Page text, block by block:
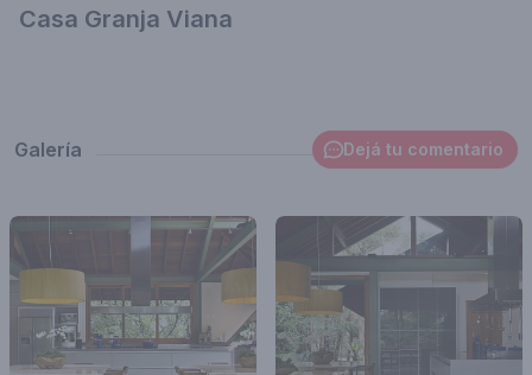
Casa Granja Viana
Galería Dejá tu comentario